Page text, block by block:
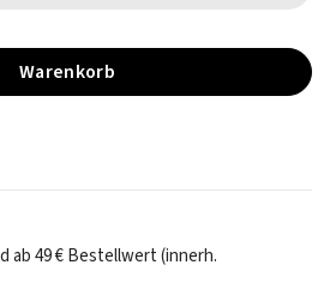
Warenkorb
ab 49 € Bestellwert (innerh.